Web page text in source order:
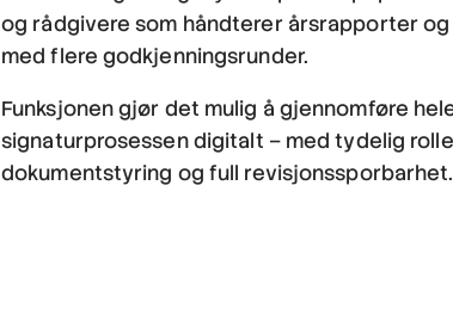
og rådgivere som håndterer årsrapporter
med flere godkjenningsrunder.
Funksjonen gjør det mulig å gjennomføre
signaturprosessen digitalt – med tydelig
dokumentstyring og full revisjonssporbarhet.